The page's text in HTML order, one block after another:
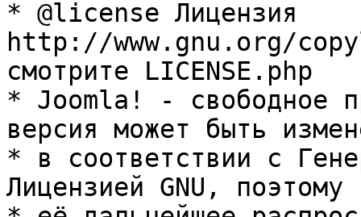
* @license Лицензия
http://www.gnu.org/
смотрите LICENSE.php
* Joomla! - свободное
версия может быть
* в соответствии с
Лицензией GNU, поэтому